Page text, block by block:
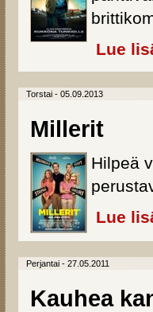
Lue
Torstai - 05.09.2013
Millerit
Hilpeä
Lue
Perjantai - 27.05.2011
Kauhea